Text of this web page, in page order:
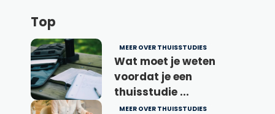
Top
MEER OVER THUISSTUDIES
Wat moet je weten
voordat je een
thuisstudie ...
MEER OVER THUISSTUDIES